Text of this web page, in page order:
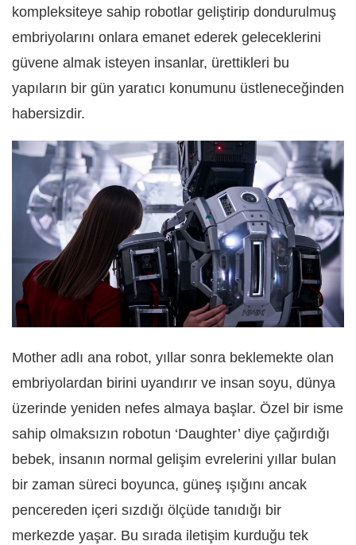
kompleksiteye sahip robotlar geliştirip dondurulmuş
embriyolarını onlara emanet ederek geleceklerini
güvene almak isteyen insanlar, ürettikleri bu
yapıların bir gün yaratıcı konumunu üstleneceğinden
habersizdir.
Mother adlı ana robot, yıllar sonra beklemekte olan
embriyolardan birini uyandırır ve insan soyu, dünya
üzerinde yeniden nefes almaya başlar. Özel bir isme
sahip olmaksızın robotun ‘Daughter’ diye çağırdığı
bebek, insanın normal gelişim evrelerini yıllar bulan
bir zaman süreci boyunca, güneş ışığını ancak
pencereden içeri sızdığı ölçüde tanıdığı bir
merkezde yaşar. Bu sırada iletişim kurduğu tek